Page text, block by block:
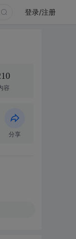
登录/注册
容
分享